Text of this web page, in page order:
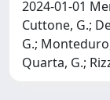
2024-01-01
Cuttone, G.;
G.;
Quarta, G.;